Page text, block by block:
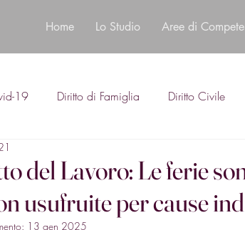
Home Lo Studio Aree di
19 Diritto di Famiglia Diritto Civile
del Lavoro: Le ferie
usufruite per cause
13 gen 2025